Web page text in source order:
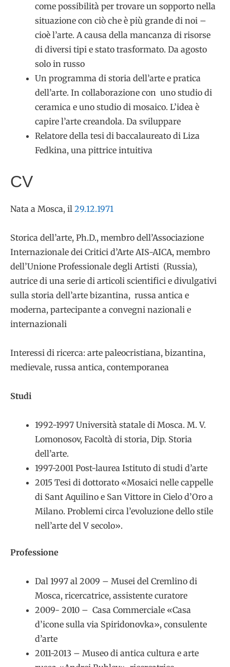
come possibilità per trovare un sopporto nella
situazione con ciò che è più grande di noi –
cioè l’arte. A causa della mancanza di risorse
di diversi tipi e stato trasformato. Da agosto
solo in russo
Un programma di storia dell’arte e pratica
dell’arte. In collaborazione con uno studio di
ceramica e uno studio di mosaico. L’idea è
capire l’arte creandola. Da sviluppare
Relatore della tesi di baccalaureato di Liza
Fedkina, una pittrice intuitiva
CV
Nata a Mosca, il 29.12.1971
Storica dell’arte, Ph.D., membro dell’Associazione
Internazionale dei Critici d’Arte AIS-AICA, membro
dell’Unione Professionale degli Artisti (Russia),
autrice di una serie di articoli scientifici e divulgativi
sulla storia dell’arte bizantina, russa antica e
moderna, partecipante a convegni nazionali e
internazionali
Interessi di ricerca: arte paleocristiana, bizantina,
medievale, russa antica, contemporanea
Studi
1992-1997 Università statale di Mosca. M. V.
Lomonosov, Facoltà di storia, Dip. Storia
dell’arte.
1997-2001 Post-laurea Istituto di studi d’arte
2015 Tesi di dottorato «Mosaici nelle cappelle
di Sant Aquilino e San Vittore in Cielo d’Oro a
Milano. Problemi circa l’evoluzione dello stile
nell’arte del V secolo».
Professione
Dal 1997 al 2009 – Musei del Cremlino di
Mosca, ricercatrice, assistente curatore
2009- 2010 – Casa Commerciale «Casa
d’icone sulla via Spiridonovka», consulente
d’arte
2011-2013 – Museo di antica cultura e arte